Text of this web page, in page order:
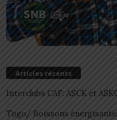
Articles récents
Interclubs CAF: ASCK et
Togo/ Boissons